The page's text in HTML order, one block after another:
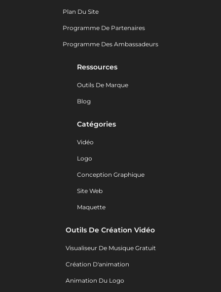
Plan Du Site
Programme De Partenaires
Programme Des Ambassadeurs
Ressources
Outils De Marque
Blog
Catégories
Vidéo
Logo
Conception Graphique
Site Web
Maquette
Outils De Création Vidéo
Visualiseur De Musique Gratuit
Création D'animation
Animation Du Logo